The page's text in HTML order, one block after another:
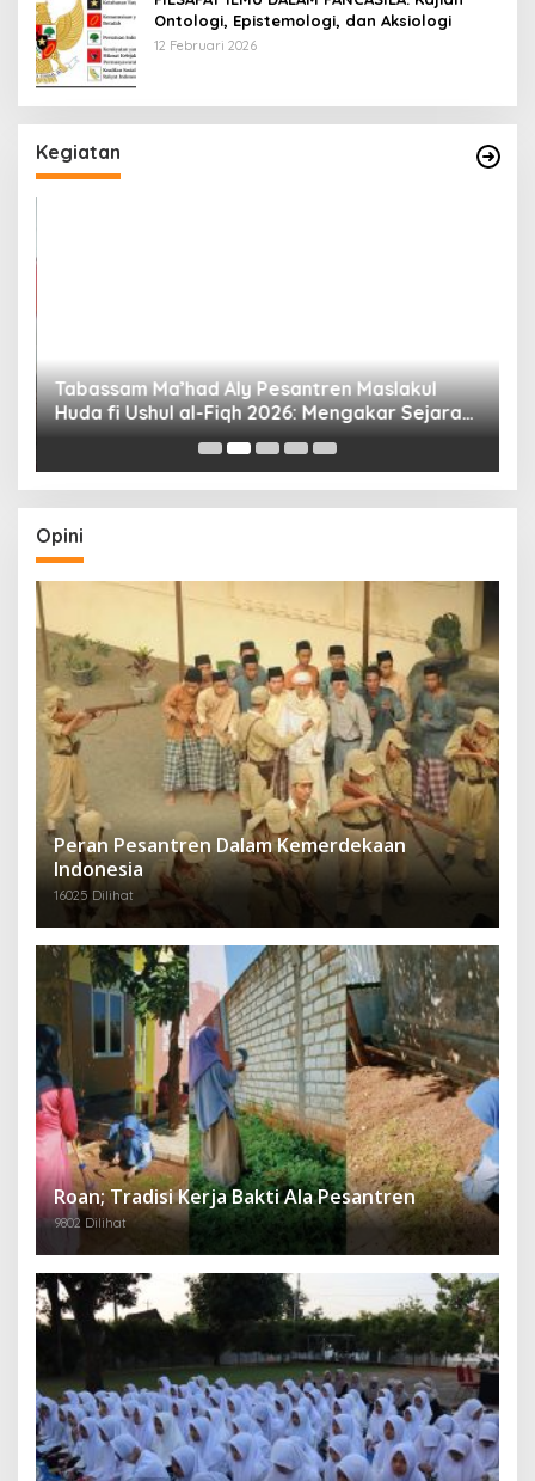
Ontologi, Epistemologi, dan Aksiologi
12 Februari 2026
Kegiatan
Tabassam Ma’had Aly Pesantren Maslakul
Huda fi Ushul al-Fiqh 2026: Mengakar Sejarah,
Menjangkau Peradaban”
Opini
Peran Pesantren Dalam Kemerdekaan
Indonesia
16025 Dilihat
Roan; Tradisi Kerja Bakti Ala Pesantren
9802 Dilihat